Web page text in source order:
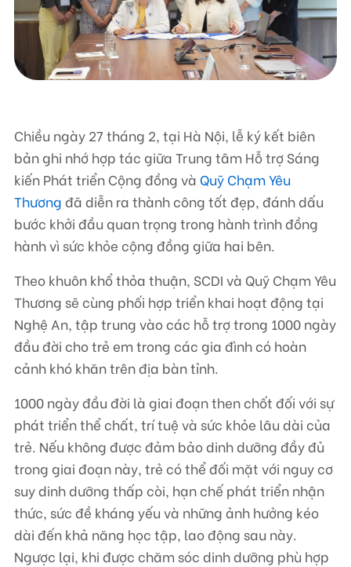
TRUNG TÂM HỖ TRỢ SÁNG KIẾN PHÁT TRIỂN CỘNG ĐỒNG
Fax: +84-24-3572 0689
Email: scdi@scdi.org.vn
Chiều ngày 27 tháng 2, tại Hà Nội, lễ ký kết biên
bản ghi nhớ hợp tác giữa Trung tâm Hỗ trợ Sáng
kiến Phát triển Cộng đồng và Quỹ Chạm Yêu
Thương đã diễn ra thành công tốt đẹp, đánh dấu
bước khởi đầu quan trọng trong hành trình đồng
hành vì sức khỏe cộng đồng giữa hai bên.
Theo khuôn khổ thỏa thuận, SCDI và Quỹ Chạm Yêu
Thương sẽ cùng phối hợp triển khai hoạt động tại
Nghệ An, tập trung vào các hỗ trợ trong 1000 ngày
đầu đời cho trẻ em trong các gia đình có hoàn
cảnh khó khăn trên địa bàn tỉnh.
1000 ngày đầu đời là giai đoạn then chốt đối với sự
phát triển thể chất, trí tuệ và sức khỏe lâu dài của
trẻ. Nếu không được đảm bảo dinh dưỡng đầy đủ
trong giai đoạn này, trẻ có thể đối mặt với nguy cơ
suy dinh dưỡng thấp còi, hạn chế phát triển nhận
thức, sức đề kháng yếu và những ảnh hưởng kéo
dài đến khả năng học tập, lao động sau này.
Ngược lại, khi được chăm sóc dinh dưỡng phù hợp